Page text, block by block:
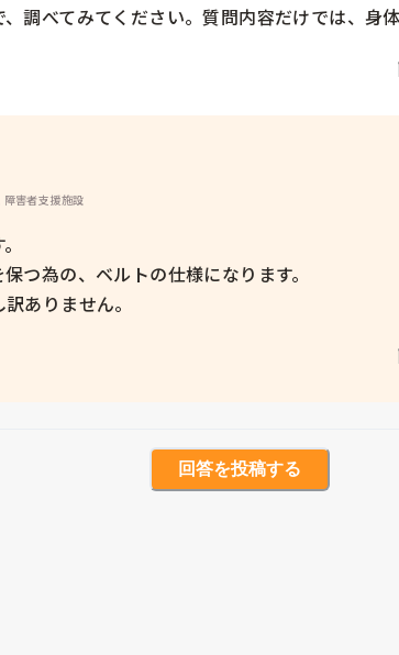
調べてみてください。質問内容だけでは、身
害者支援施設
つ為の、ベルトの仕様になります。
ありません。
回答を投稿する